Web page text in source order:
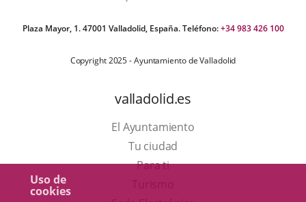
Uso de
cookies
Plaza Mayor, 1. 47001 Valladolid, España. Teléfono:+34 983 426 100
Copyright 2025 - Ayuntamiento de Valladolid
valladolid.es
El Ayuntamiento
Tu ciudad
Para ti